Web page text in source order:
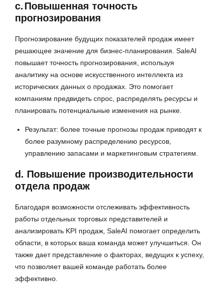
c.Повышенная точность
прогнозирования
Прогнозирование будущих показателей продаж имеет
решающее значение для бизнес-планирования. SaleAI
повышает точность прогнозирования, используя
аналитику на основе искусственного интеллекта из
исторических данных о продажах. Это помогает
компаниям предвидеть спрос, распределять ресурсы и
планировать потенциальные изменения на рынке.
Результат: более точные прогнозы продаж приводят к
более разумному распределению ресурсов,
управлению запасами и маркетинговым стратегиям.
d. Повышение производительности
отдела продаж
Благодаря возможности отслеживать эффективность
работы отдельных торговых представителей и
анализировать KPI продаж, SaleAI помогает определить
области, в которых ваша команда может улучшиться. Он
также дает представление о факторах, ведущих к успеху,
что позволяет вашей команде работать более
эффективно.